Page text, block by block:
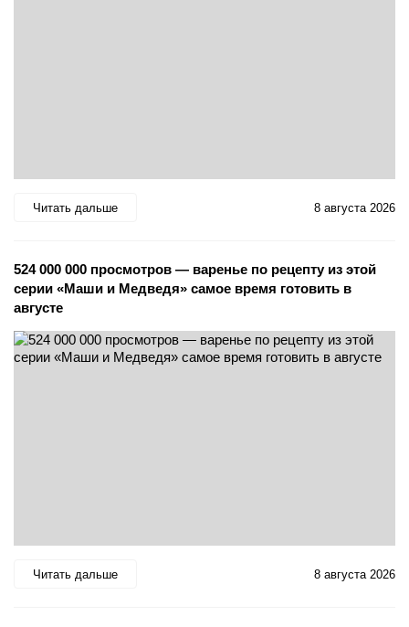
Читать дальше 8 августа 2026
524 000 000 просмотров — варенье по рецепту из этой
серии «Маши и Медведя» самое время готовить в
августе
Читать дальше 8 августа 2026